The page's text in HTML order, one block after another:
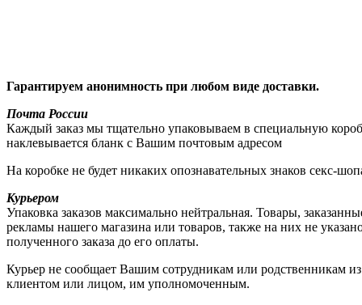
Гарантируем анонимность при любом виде доставки.
Почта России
Каждый заказ мы тщательно упаковываем в специальную
наклевывается бланк с Вашим почтовым адресом
На коробке не будет никаких опознавательных знаков секс-
Курьером
Упаковка заказов максимально нейтральная. Товары,
рекламы нашего магазина или товаров, также на них не
полученного заказа до его оплаты.
Курьер не сообщает Вашим сотрудникам или родственникам из
клиентом или лицом, им уполномоченным.